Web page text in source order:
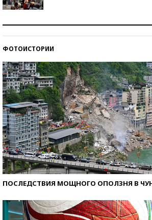
ФОТОИСТОРИИ
ПОСЛЕДСТВИЯ МОЩНОГО ОПОЛЗНЯ В